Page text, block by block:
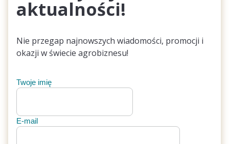
aktualności!
Nie przegap najnowszych wiadomości, promocji i
okazji w świecie agrobiznesu!
Twoje imię
E-mail